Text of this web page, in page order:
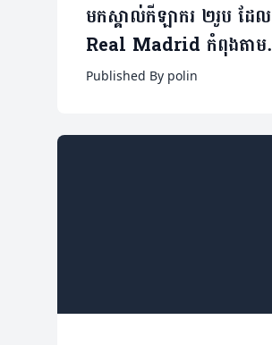
មកស្គាល់កីឡាករ ២រូប ដែល
Real Madrid កំពុងតាម
ប្រម៉ាញ់ក្រោយបរាជ័យនាំយក
Published By polin